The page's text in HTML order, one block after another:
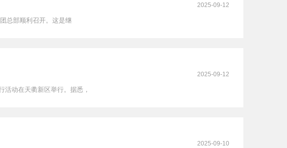
总部顺利召开。这是继
2025-09-12
活动在天衢新区举行。据悉，
2025-09-12
2025-09-10